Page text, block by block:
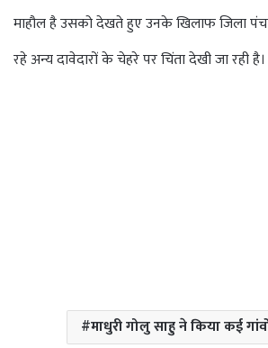
माहौल है उसको देखते हुए उनके खिलाफ जिला
रहे अन्य दावेदारों के चेहरे पर चिंता देखी जा रही है।
माधुरी गोलु साहु ने किया कई